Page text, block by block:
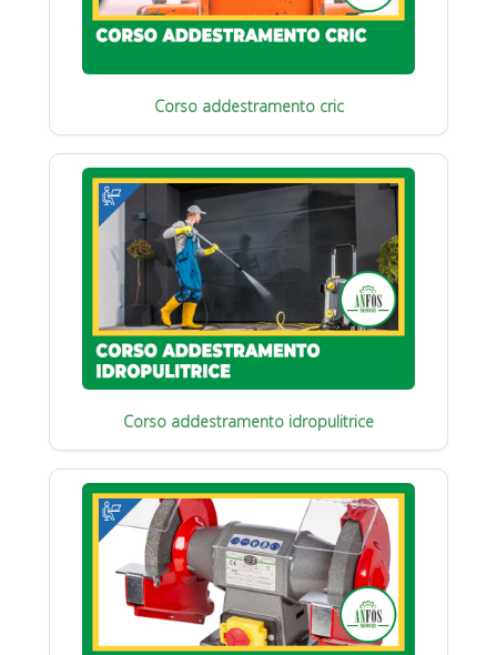
Corso addestramento cric
Corso addestramento idropulitrice